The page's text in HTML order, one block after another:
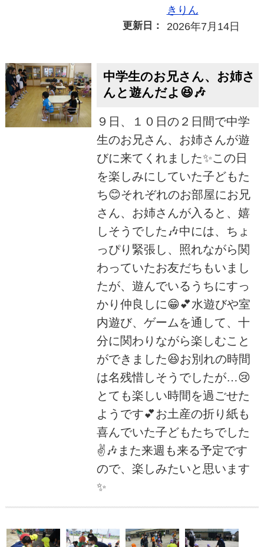
きりん
更新日： 2026年7月14日
中学生のお兄さん、お姉さ
んと遊んだよ😆🎶
９日、１０日の２日間で中学
生のお兄さん、お姉さんが遊
びに来てくれました✨この日
を楽しみにしていた子どもた
ち😊それぞれのお部屋にお兄
さん、お姉さんが入ると、嬉
しそうでした🎶中には、ちょ
っぴり緊張し、照れながら関
わっていたお友だちもいまし
たが、遊んでいるうちにすっ
かり仲良しに😁💕水遊びや室
内遊び、ゲームを通して、十
分に関わりながら楽しむこと
ができました😆お別れの時間
は名残惜しそうでしたが…😢
とても楽しい時間を過ごせた
ようです💕お土産の折り紙も
喜んでいた子どもたちでした
✌🎶また来週も来る予定です
ので、楽しみたいと思います
✨